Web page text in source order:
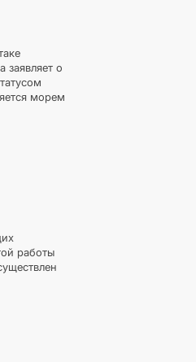
заявляет о
морем
работы